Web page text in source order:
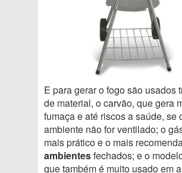
E para gerar o fogo são usados
de material, o carvão, que gera
fumaça e até riscos a saúde, se
ambiente não for ventilado; o
mais prático e o mais
ambientesfechados; e o
que também é muito usado em